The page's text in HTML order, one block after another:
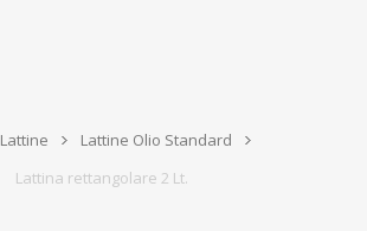
Lattine
Lattine Olio Standard
Lattina rettangolare 2 Lt.